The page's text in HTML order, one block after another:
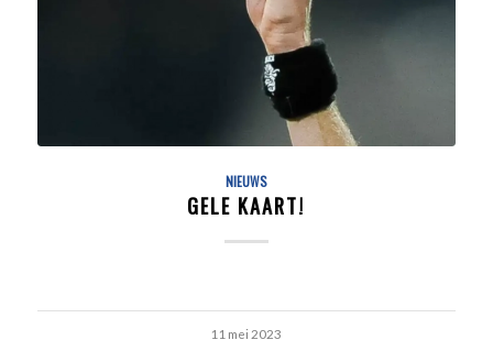
NIEUWS
GELE KAART!
11 mei 2023